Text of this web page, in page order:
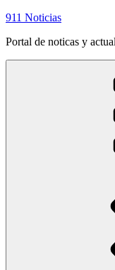
Saltar
contenido
911 Noticias
Portal de noticas y